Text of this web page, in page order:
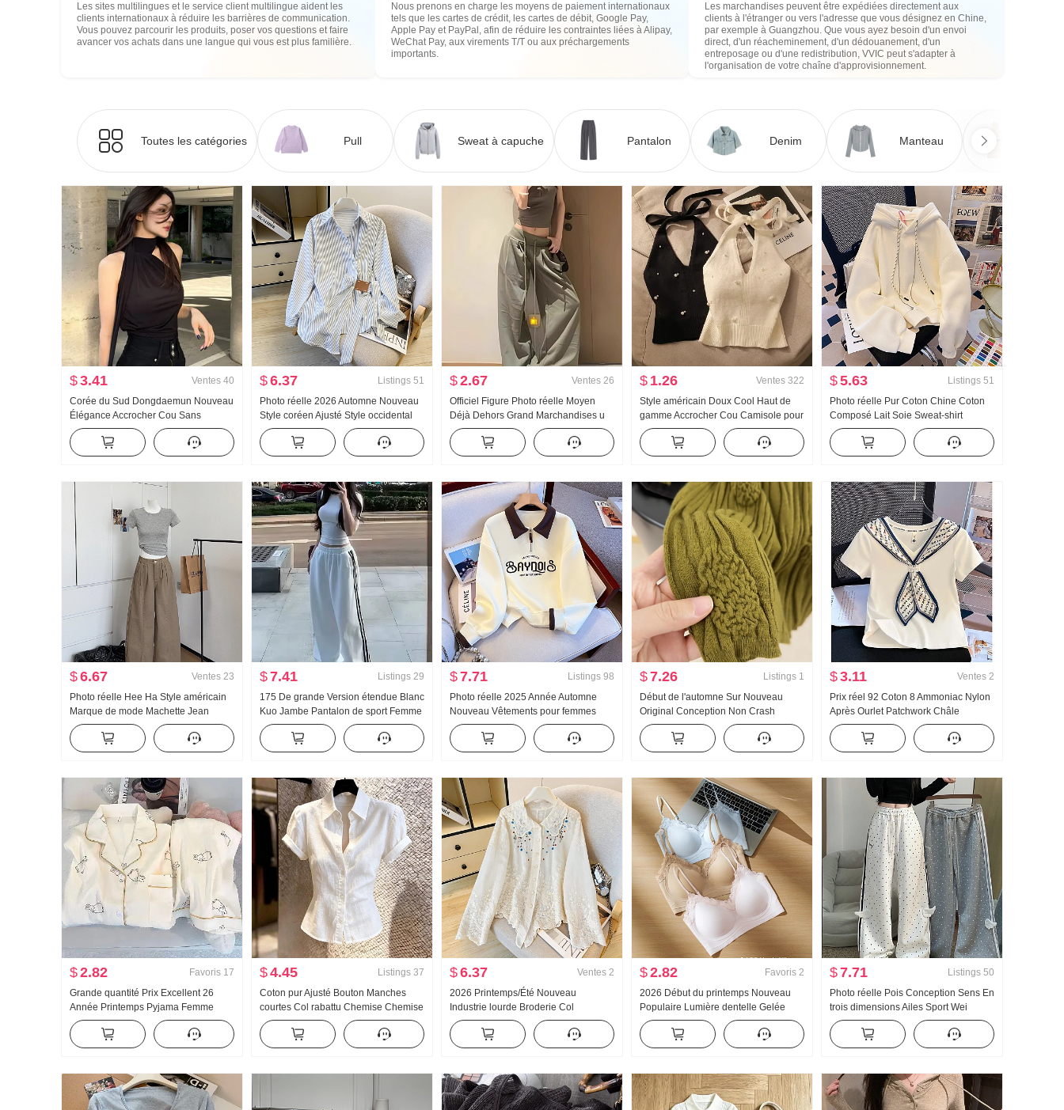
Les sites multilingues et le service client multilingue aident les
clients internationaux à réduire les barrières de communication.
Vous pouvez parcourir les produits, poser vos questions et faire
avancer vos achats dans une langue qui vous est plus familière.
Nous prenons en charge les moyens de paiement internationaux
tels que les cartes de crédit, les cartes de débit, Google Pay,
Apple Pay et PayPal, afin de réduire les contraintes liées à Alipay,
WeChat Pay, aux virements T/T ou aux préchargements
importants.
Les marchandises peuvent être expédiées directement aux
clients à l'étranger ou vers l'adresse que vous désignez en Chine,
par exemple à Guangzhou. Que vous ayez besoin d'un envoi
direct, d'un réacheminement, d'un dédouanement, d'un
entreposage ou d'une redistribution, VVIC peut s'adapter à
l'organisation de votre chaîne d'approvisionnement.
Toutes les catégories Pull Sweat à capuche Pantalon Denim Manteau
$3.41 Ventes 40
Corée du Sud Dongdaemun Nouveau
Élégance Accrocher Cou Sans
manches Gilet pour les femmes
Rosée Clavicule Féminin Affichage
Figure Ruban flottant Top Tendance
$6.37 Listings 51
Photo réelle 2026 Automne Nouveau
Style coréen Ajusté Style occidental
Conception Sens Niche Rayures
Cintré Manches longues Chemise
pour femmes
$2.67 Ventes 26
Officiel Figure Photo réelle Moyen
Déjà Dehors Grand Marchandises u
Collier Os de boeuf Boucle En forme
de I Débardeur Bretelles Kuo Jambe
Traîne Sport Pantalon long Ensemble
$ 1.26 Ventes 322
Style américain Doux Cool Haut de
gamme Accrocher Cou Camisole pour
femmes Été Port extérieur À l'intérieur
Match T-shirt de base Style pin-up
Tricoté Bandeau bustier Top
$5.63 Listings 51
Photo réelle Pur Coton Chine Coton
Composé Lait Soie Sweat-shirt
Femme Version légère 2025 Automne
Nouveau Avec capuche Manches
longues T-shirt Top
$6.67 Ventes 23
Photo réelle Hee Ha Style américain
Marque de mode Machette Jean
Ample Kuo Jambe Décontracté
Pantalon
$7.41 Listings 29
175 De grande Version étendue Blanc
Kuo Jambe Pantalon de sport Femme
Printemps et automne Nouveau
Polyvalent Rayures Décontracté
Traîne Pantalon
$7.71 Listings 98
Photo réelle 2025 Année Automne
Nouveau Vêtements pour femmes
Sweat-shirt Réduction de l'âge Moitié
Fermeture éclair Mode Col polo
Décontracté Polyvalent Amincissant
$7.26 Listings 1
Début de l'automne Sur Nouveau
Original Conception Non Crash
Chemise Industrie lourde Jacquard
Tricoté Top Femme Automne Nouveau
Amincissant
$3.11 Ventes 2
Prix réel 92 Coton 8 Ammoniac Nylon
Après Ourlet Patchwork Châle
Foulard en soie Ajusté Col en V
Manches courtes T-shirt Femme
$2.82 Favoris 17
Grande quantité Prix Excellent 26
Année Printemps Pyjama Femme
Nouveau Nuages Coton Manches
longues Petit Col rabattu Homewear
Ensemble Streaming en direct Élevé
$4.45 Listings 37
Coton pur Ajusté Bouton Manches
courtes Col rabattu Chemise Chemise
Femme 2026 Été Avancé Sens
Lumière Luxe Doux Vent Top
$6.37 Ventes 2
2026 Printemps/Été Nouveau
Industrie lourde Broderie Col
Claudine Chemise pour femmes Style
français Rétro Protection solaire
Cardigan
$2.82 Favoris 2
2026 Début du printemps Nouveau
Populaire Lumière dentelle Gelée
Colle Bande Corset À l'intérieur
Ceinture Poitrine Pad Amincissant
Gilet pour les femmes
$7.71 Listings 50
Photo réelle Pois Conception Sens En
trois dimensions Ailes Sport Wei
Pantalon Femme Nouveau Lumière
Asie Vent Ample Droit Amincissant
Pantalon décontracté